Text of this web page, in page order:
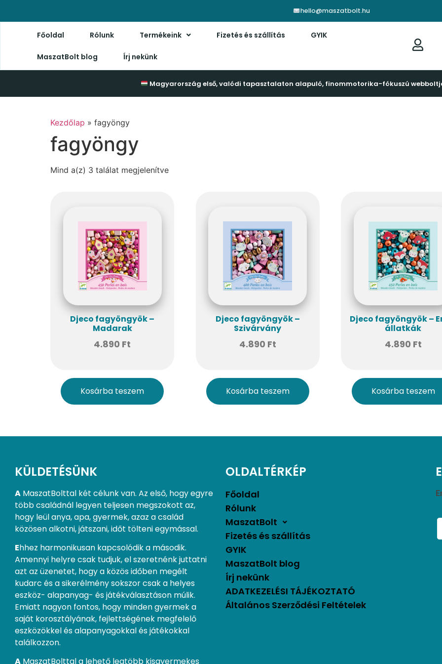
hello@maszatbolt.hu
Főoldal Rólunk Termékeink Fizetés és szállítás GYIK
MaszatBolt blog Írj nekünk
Magyarország első, valódi tapasztalaton alapuló, finommotorika-fókuszú
Kezdőlap » fagyöngy
fagyöngy
Mind a(z) 3 találat megjelenítve
Djeco fagyöngyök –
Madarak
4.890 Ft
Kosárba teszem
Djeco fagyöngyök –
Szivárvány
4.890 Ft
Kosárba teszem
Djeco fagyöngyök –
állatkák
4.890 Ft
Kosárba teszem
KÜLDETÉSÜNK
A MaszatBolttal két célunk van. Az első, hogy egyre
több családnál legyen teljesen megszokott az,
hogy leül anya, apa, gyermek, azaz a család
közösen alkotni, játszani, időt tölteni egymással.
Ehhez harmonikusan kapcsolódik a második.
Amennyi helyre csak tudjuk, el szeretnénk juttatni
azt az üzenetet, hogy a közös időben megélt
kudarc és a sikerélmény sokszor csak a helyes
eszköz- alapanyag- és játékválasztáson múlik.
Emiatt nagyon fontos, hogy minden gyermek a
saját korosztályának, fejlettségének megfelelő
eszközökkel és alapanyagokkal és játékokkal
találkozzon.
A MaszatBolttal a lehető legtöbb kisgyermekes
OLDALTÉRKÉP
Főoldal
Rólunk
MaszatBolt
Fizetés és szállítás
GYIK
MaszatBolt blog
Írj nekünk
ADATKEZELÉSI TÁJÉKOZTATÓ
Általános Szerződési Feltételek